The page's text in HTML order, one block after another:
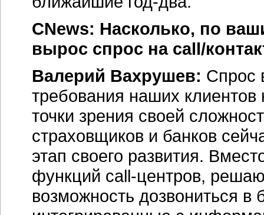
CNews: Насколько, по
вырос спрос на call/
Валерий Вахрушев: Спрос
требования наших
точки зрения своей
страховщиков и банков
этап своего развития.
функций call-центров,
возможность дозвониться в